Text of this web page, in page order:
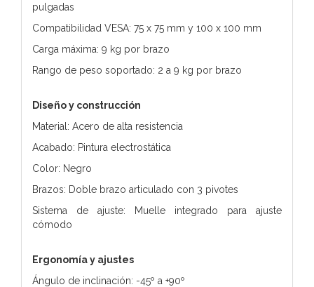
pulgadas
Compatibilidad VESA: 75 x 75 mm y 100 x 100 mm
Carga máxima: 9 kg por brazo
Rango de peso soportado: 2 a 9 kg por brazo
Diseño y construcción
Material: Acero de alta resistencia
Acabado: Pintura electrostática
Color: Negro
Brazos: Doble brazo articulado con 3 pivotes
Sistema de ajuste: Muelle integrado para ajuste
cómodo
Ergonomía y ajustes
Ángulo de inclinación: -45º a +90º